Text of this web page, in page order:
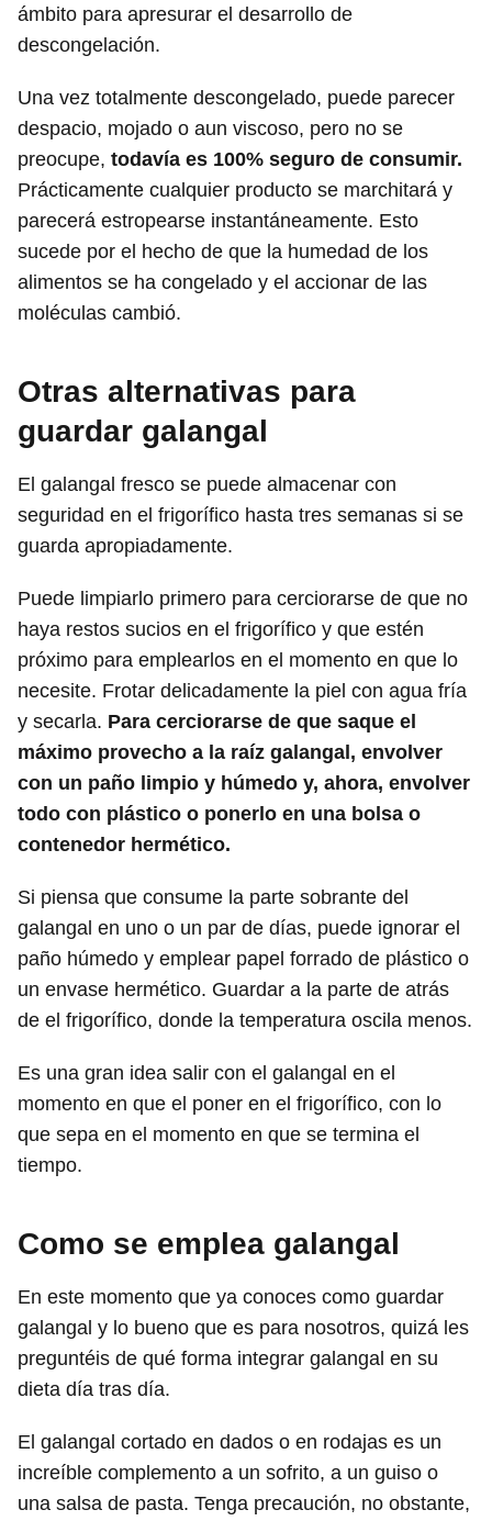
ámbito para apresurar el desarrollo de
descongelación.
Una vez totalmente descongelado, puede parecer
despacio, mojado o aun viscoso, pero no se
preocupe, todavía es 100% seguro de consumir.
Prácticamente cualquier producto se marchitará y
parecerá estropearse instantáneamente. Esto
sucede por el hecho de que la humedad de los
alimentos se ha congelado y el accionar de las
moléculas cambió.
Otras alternativas para
guardar galangal
El galangal fresco se puede almacenar con
seguridad en el frigorífico hasta tres semanas si se
guarda apropiadamente.
Puede limpiarlo primero para cerciorarse de que no
haya restos sucios en el frigorífico y que estén
próximo para emplearlos en el momento en que lo
necesite. Frotar delicadamente la piel con agua fría
y secarla. Para cerciorarse de que saque el
máximo provecho a la raíz galangal, envolver
con un paño limpio y húmedo y, ahora, envolver
todo con plástico o ponerlo en una bolsa o
contenedor hermético.
Si piensa que consume la parte sobrante del
galangal en uno o un par de días, puede ignorar el
paño húmedo y emplear papel forrado de plástico o
un envase hermético. Guardar a la parte de atrás
de el frigorífico, donde la temperatura oscila menos.
Es una gran idea salir con el galangal en el
momento en que el poner en el frigorífico, con lo
que sepa en el momento en que se termina el
tiempo.
Como se emplea galangal
En este momento que ya conoces como guardar
galangal y lo bueno que es para nosotros, quizá les
preguntéis de qué forma integrar galangal en su
dieta día tras día.
El galangal cortado en dados o en rodajas es un
increíble complemento a un sofrito, a un guiso o
una salsa de pasta. Tenga precaución, no obstante,